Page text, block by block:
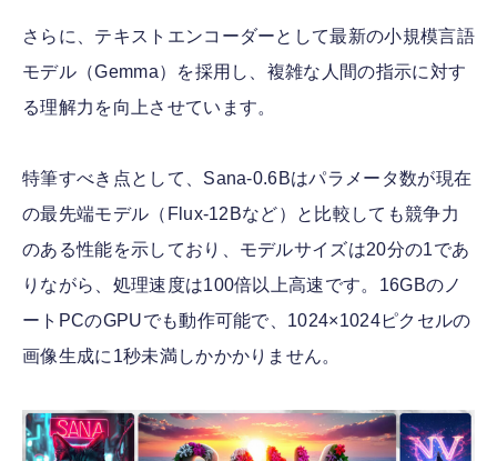
さらに、テキストエンコーダーとして最新の小規模言語
モデル（Gemma）を採用し、複雑な人間の指示に対す
る理解力を向上させています。
特筆すべき点として、Sana-0.6Bはパラメータ数が現在
の最先端モデル（Flux-12Bなど）と比較しても競争力
のある性能を示しており、モデルサイズは20分の1であ
りながら、処理速度は100倍以上高速です。16GBのノ
ートPCのGPUでも動作可能で、1024×1024ピクセルの
画像生成に1秒未満しかかかりません。